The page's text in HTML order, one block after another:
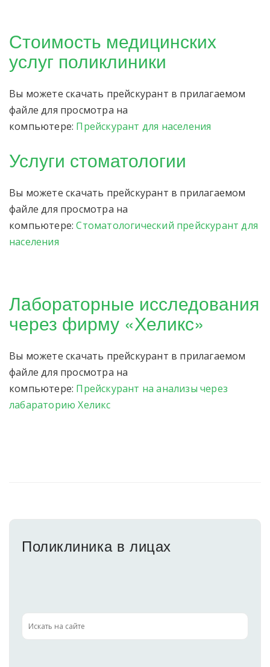
Стоимость медицинских
услуг поликлиники
Вы можете скачать прейскурант в прилагаемом
файле для просмотра на
компьютере: Прейскурант для населения
Услуги стоматологии
Вы можете скачать прейскурант в прилагаемом
файле для просмотра на
компьютере:Стоматологический прейскурант для
населения
Лабораторные исследования
через фирму «Хеликс»
Вы можете скачать прейскурант в прилагаемом
файле для просмотра на
компьютере: Прейскурант на анализы через
лабараторию Хеликс
Поликлиника в лицах